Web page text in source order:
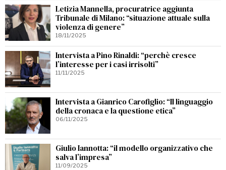
Letizia Mannella, procuratrice aggiunta
Tribunale di Milano: “situazione attuale sulla
violenza di genere”
18/11/2025
Intervista a Pino Rinaldi: “perchè cresce
l’interesse per i casi irrisolti”
11/11/2025
Intervista a Gianrico Carofiglio: “Il linguaggio
della cronaca e la questione etica”
06/11/2025
Giulio Iannotta: “il modello organizzativo che
salva l’impresa”
11/09/2025